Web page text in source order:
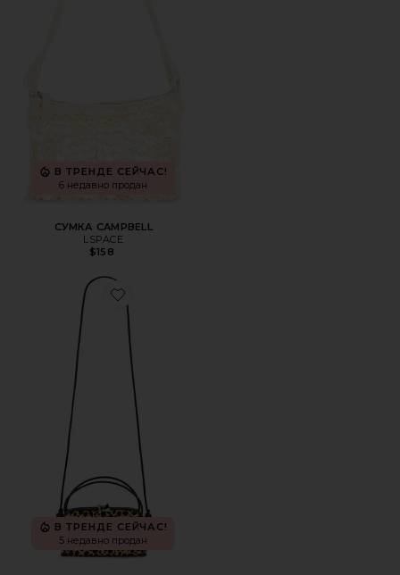
В ТРЕНДЕ СЕЙЧАС!
6 недавно продан
СУМКА CAMPBELL
LSPACE
$158
Favorite СУМКА НА ПЛЕЧО CHEETAH
В ТРЕНДЕ СЕЙЧАС!
5 недавно продан